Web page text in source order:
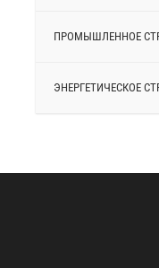
ПРОМЫШЛЕННОЕ
ЭНЕРГЕТИЧЕСКОЕ